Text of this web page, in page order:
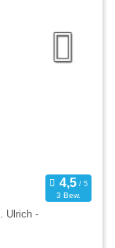
3 Bew.
Ulrich -